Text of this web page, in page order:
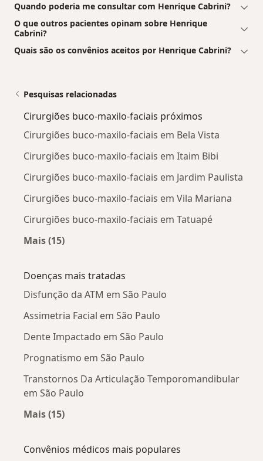
Quando poderia me consultar com Henrique Cabrini?
O que outros pacientes opinam sobre Henrique
Cabrini?
Quais são os convênios aceitos por Henrique Cabrini?
Pesquisas relacionadas
Cirurgiões buco-maxilo-faciais próximos
Cirurgiões buco-maxilo-faciais em Bela Vista
Cirurgiões buco-maxilo-faciais em Itaim Bibi
Cirurgiões buco-maxilo-faciais em Jardim Paulista
Cirurgiões buco-maxilo-faciais em Vila Mariana
Cirurgiões buco-maxilo-faciais em Tatuapé
Mais (15)
Doenças mais tratadas
Disfunção da ATM em São Paulo
Assimetria Facial em São Paulo
Dente Impactado em São Paulo
Prognatismo em São Paulo
Transtornos Da Articulação Temporomandibular
em São Paulo
Mais (15)
Convênios médicos mais populares